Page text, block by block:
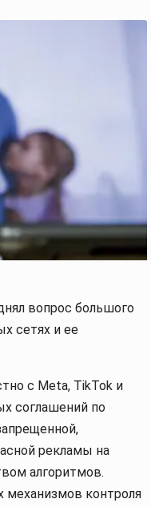
вопрос большого
сетях и ее
с Meta, TikTok и
соглашений по
рекламы на
алгоритмов.
механизмов контроля